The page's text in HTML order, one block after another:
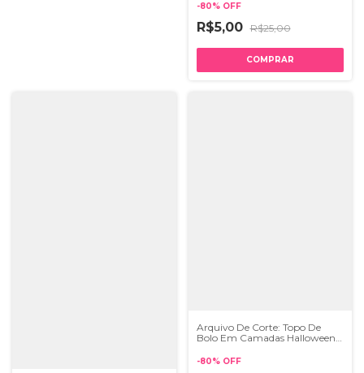
-80% OFF
R$5,00 R$25,00
Arquivo De Corte: Topo De
Bolo Em Camadas Halloween
-80% OFF